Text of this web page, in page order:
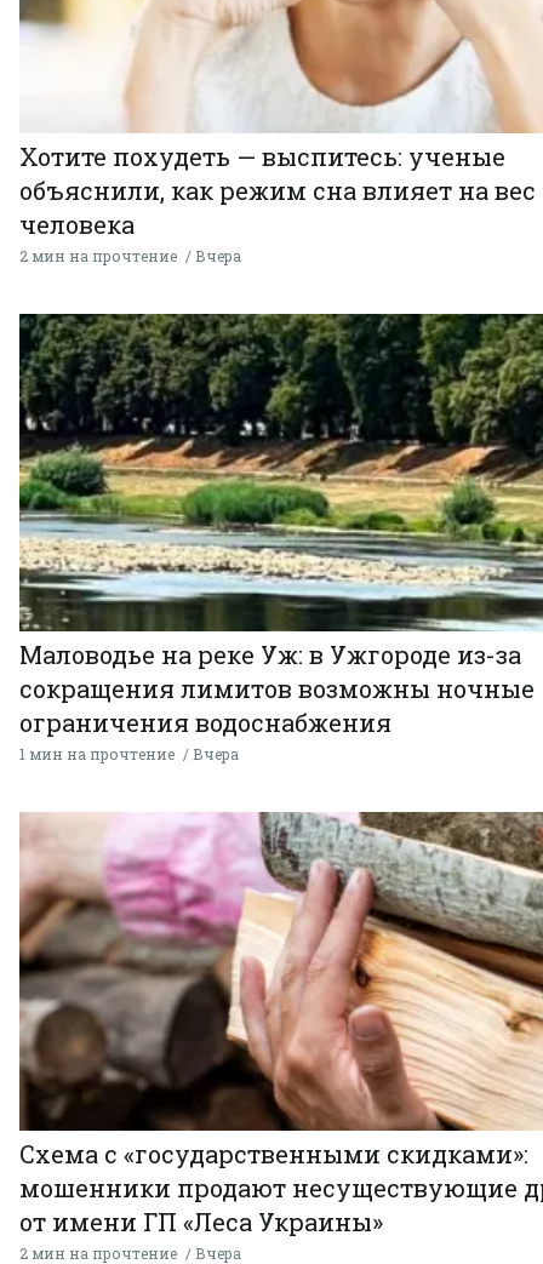
Хотите похудеть — выспитесь: ученые
объяснили, как режим сна влияет на вес
человека
2 мин на прочтение Вчера
Маловодье на реке Уж: в Ужгороде из-за
сокращения лимитов возможны ночные
ограничения водоснабжения
1 мин на прочтение Вчера
Схема с «государственными скидками»:
мошенники продают несуществующие
от имени ГП «Леса Украины»
2 мин на прочтение Вчера